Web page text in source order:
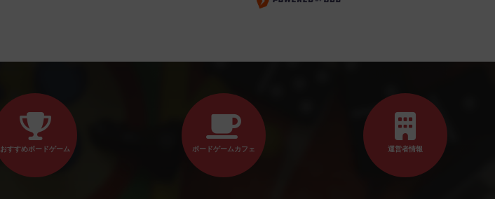
おすすめボードゲーム ボードゲームカフェ 運営者情報